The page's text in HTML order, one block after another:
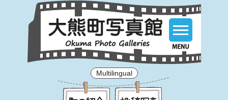
Multilingual